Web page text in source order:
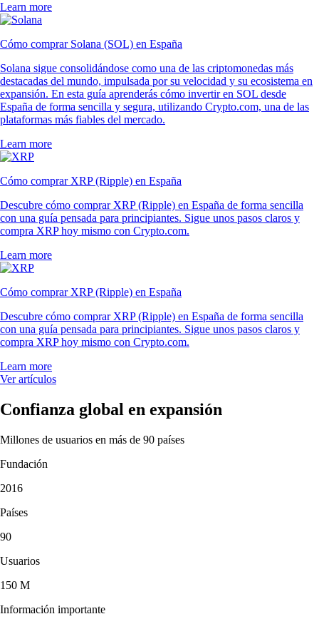
Learn more
Cómo comprar Solana (SOL) en España
Solana sigue consolidándose como una de las criptomonedas más
destacadas del mundo, impulsada por su velocidad y su ecosistema en
expansión. En esta guía aprenderás cómo invertir en SOL desde
España de forma sencilla y segura, utilizando Crypto.com, una de las
plataformas más fiables del mercado.
Learn more
Cómo comprar XRP (Ripple) en España
Descubre cómo comprar XRP (Ripple) en España de forma sencilla
con una guía pensada para principiantes. Sigue unos pasos claros y
compra XRP hoy mismo con Crypto.com.
Learn more
Cómo comprar XRP (Ripple) en España
Descubre cómo comprar XRP (Ripple) en España de forma sencilla
con una guía pensada para principiantes. Sigue unos pasos claros y
compra XRP hoy mismo con Crypto.com.
Learn more
Ver artículos
Confianza global en expansión
Millones de usuarios en más de 90 países
Fundación
2016
Países
90
Usuarios
150 M
Información importante